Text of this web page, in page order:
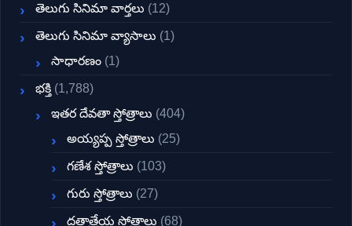
తెలుగు సినిమా వార్తలు (12)
తెలుగు సినిమా వ్యాసాలు (1)
సాధారణం (1)
భక్తి (1,788)
ఇతర దేవతా స్తోత్రాలు (404)
అయ్యప్ప స్తోత్రాలు (25)
గణేశ స్తోత్రాలు (103)
గురు స్తోత్రాలు (27)
దత్తాత్రేయ స్తోత్రాలు (68)